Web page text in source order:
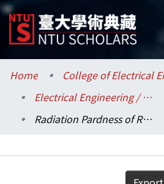
Communities & Collections
Research Outputs
Home
Electrical Engineering / 電機工程學系
Radiation Pardness of Rapid Thermal Reoxidized Nitrided Gate Oxides
Details